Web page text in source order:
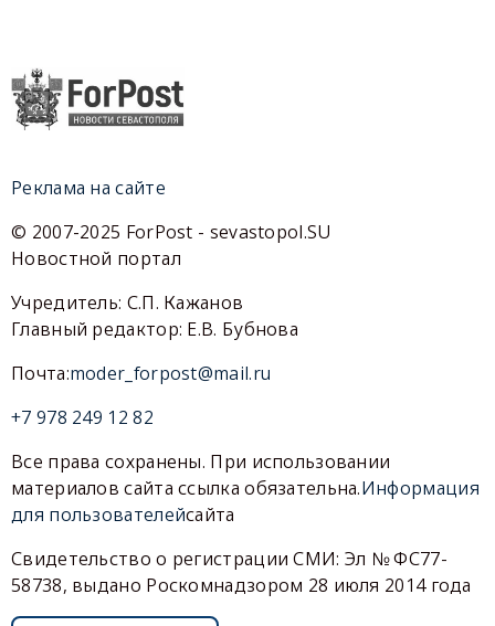
Реклама на сайте
© 2007-2025 ForPost - sevastopol.SU
Новостной портал
Учредитель: С.П. Кажанов
Главный редактор: Е.В. Бубнова
Почта:moder_forpost@mail.ru
+7 978 249 12 82
Все права сохранены. При использовании
материалов сайта ссылка обязательна.Информация
для пользователейсайта
Свидетельство о регистрации СМИ: Эл № ФС77-
58738, выдано Роскомнадзором 28 июля 2014 года